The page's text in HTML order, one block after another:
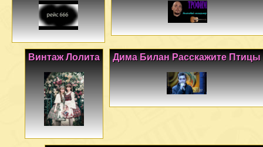
Дима Билан Расскажите Птицы
Винтаж Лолита